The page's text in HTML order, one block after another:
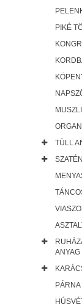
PIKÉ
TÜLL
ANYAG